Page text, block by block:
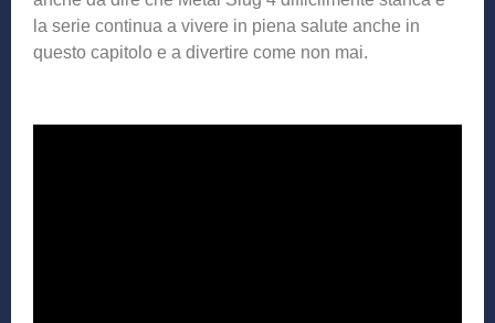
la serie continua a vivere in piena salute anche in
questo capitolo e a divertire come non mai.